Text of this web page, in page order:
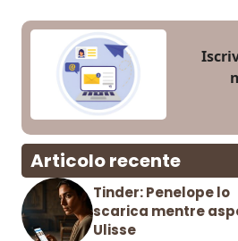
Articolo recente
Tinder: Penelope lo
scarica mentre
Ulisse